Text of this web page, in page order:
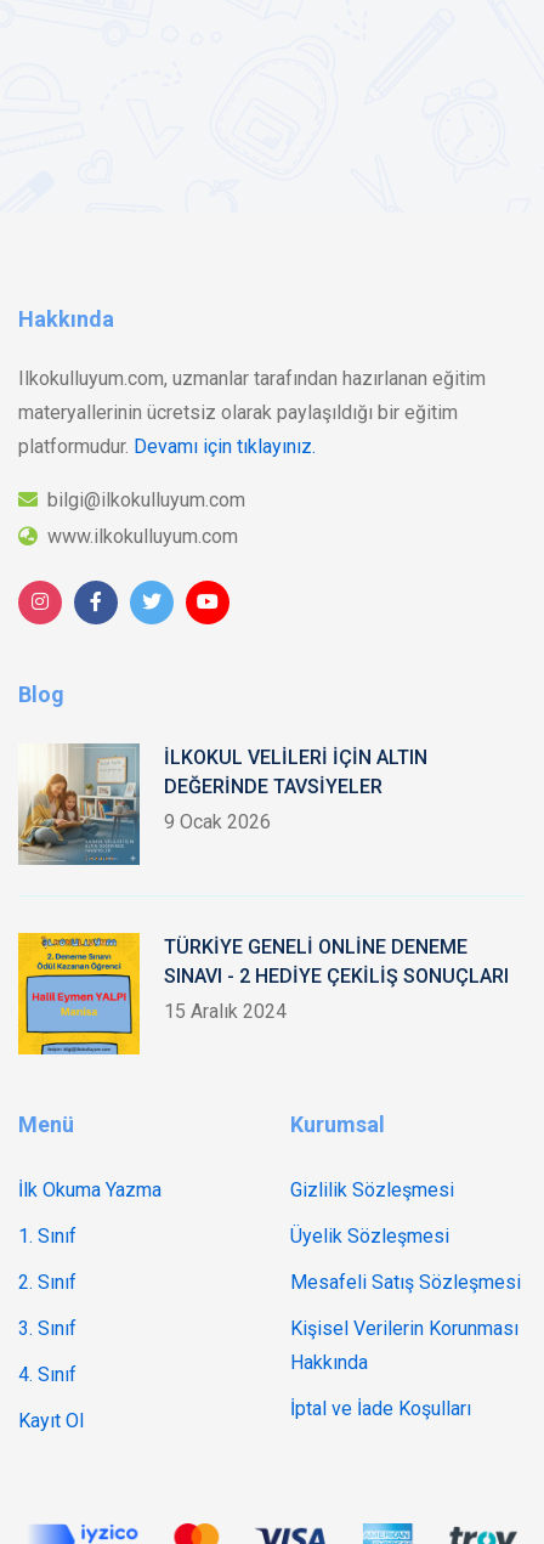
Hakkında
Ilkokulluyum.com, uzmanlar tarafından hazırlanan eğitim
materyallerinin ücretsiz olarak paylaşıldığı bir eğitim
platformudur. Devamı için tıklayınız.
bilgi@ilkokulluyum.com
www.ilkokulluyum.com
Blog
İLKOKUL VELİLERİ İÇİN ALTIN
DEĞERİNDE TAVSİYELER
9 Ocak 2026
TÜRKİYE GENELİ ONLİNE DENEME
SINAVI - 2 HEDİYE ÇEKİLİŞ SONUÇLARI
15 Aralık 2024
Menü
İlk Okuma Yazma
1. Sınıf
2. Sınıf
3. Sınıf
4. Sınıf
Kayıt Ol
Kurumsal
Gizlilik Sözleşmesi
Üyelik Sözleşmesi
Mesafeli Satış Sözleşmesi
Kişisel Verilerin Korunması
Hakkında
İptal ve İade Koşulları